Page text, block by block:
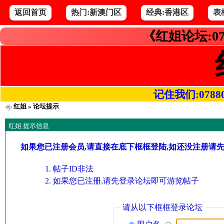
返回首页 热门:新澳门区 经典:香港区 表
《红姐论坛
记住我们
红姐» 论坛提示
红姐 提示信息
如果您已注册会员,请直接在底下框框登陆,如还没注册请
帖子ID非法
如果您已注册,请先登录论坛即可游览帖子
请从以下框框登录论坛